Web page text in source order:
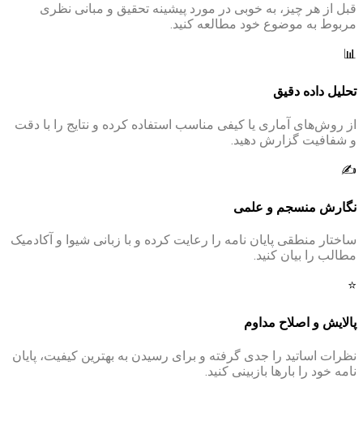
قبل از هر چیز، به خوبی در مورد پیشینه تحقیق و مبانی نظری
مربوط به موضوع خود مطالعه کنید.
📊
تحلیل داده دقیق
از روش‌های آماری یا کیفی مناسب استفاده کرده و نتایج را با دقت
و شفافیت گزارش دهید.
✍️
نگارش منسجم و علمی
ساختار منطقی پایان نامه را رعایت کرده و با زبانی شیوا و آکادمیک
مطالب را بیان کنید.
⭐
پالایش و اصلاح مداوم
نظرات اساتید را جدی گرفته و برای رسیدن به بهترین کیفیت، پایان
نامه خود را بارها بازبینی کنید.